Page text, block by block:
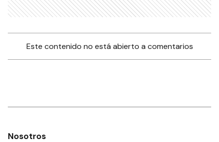
Este contenido no está abierto a comentarios
Nosotros